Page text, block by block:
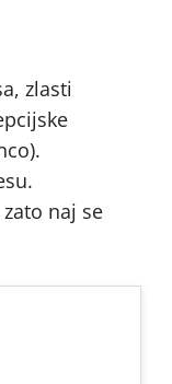
zlasti
naj se